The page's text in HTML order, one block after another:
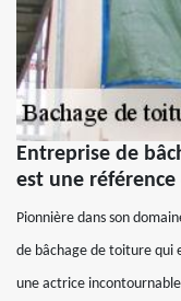
Entreprise de
est une
Pionnière dans son
de bâchage de toiture qui
une actrice